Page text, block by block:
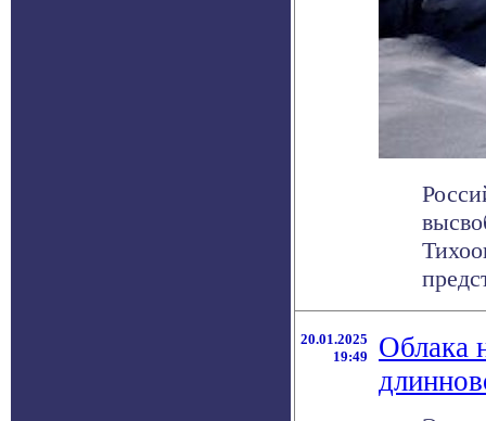
20.01.2025
19:49
Облака